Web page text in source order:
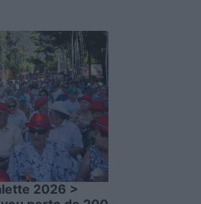
2026 >